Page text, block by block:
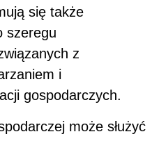
się także
szeregu
z
i
gospodarczych.
może służyć